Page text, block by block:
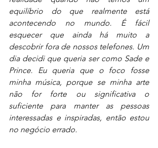
equilíbrio do que realmente está
acontecendo no mundo. É fácil
esquecer que ainda há muito a
descobrir fora de nossos telefones. Um
dia decidi que queria ser como Sade e
Prince. Eu queria que o foco fosse
minha música, porque se minha arte
não for forte ou significativa o
suficiente para manter as pessoas
interessadas e inspiradas, então estou
no negócio errado.